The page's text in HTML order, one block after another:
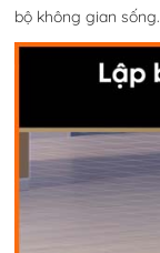
bộ không gian sống.